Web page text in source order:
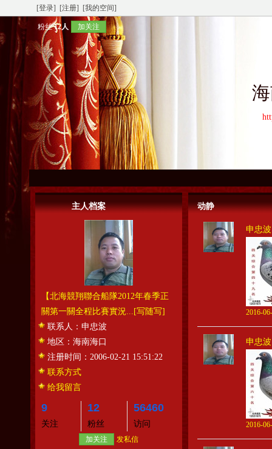
[登录] [注册] [我的空间]
粉丝12人 加关注
主人档案
【北海競翔聯合船隊2012年春季正
關第一關全程比賽實況... [写随写]
联系人： 申忠波
地区： 海南海口
注册时间： 2006-02-21 15:51:22
联系方式
给我留言
9
关注
12
粉丝
56460
访问
加关注 发私信
动静
申忠波
2016-
申忠波
2016-